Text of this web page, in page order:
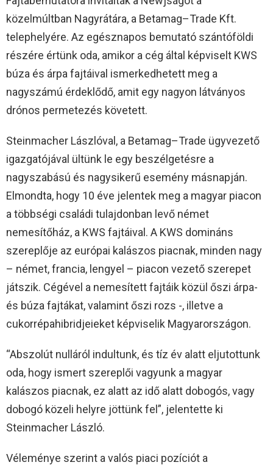
közelmúltban Nagyrátára, a Betamag–Trade Kft.
telephelyére. Az egésznapos bemutató szántóföldi
részére értünk oda, amikor a cég által képviselt KWS
búza és árpa fajtáival ismerkedhetett meg a
nagyszámú érdeklődő, amit egy nagyon látványos
drónos permetezés követett.
Steinmacher Lászlóval, a Betamag–Trade ügyvezető
igazgatójával ültünk le egy beszélgetésre a
nagyszabású és nagysikerű esemény másnapján.
Elmondta, hogy 10 éve jelentek meg a magyar piacon
a többségi családi tulajdonban levő német
nemesítőház, a KWS fajtáival. A KWS domináns
szereplője az európai kalászos piacnak, minden nagy
– német, francia, lengyel – piacon vezető szerepet
játszik. Cégével a nemesített fajtáik közül őszi árpa-
és búza fajtákat, valamint őszi rozs -, illetve a
cukorrépahibridjeieket képviselik Magyarországon.
“Abszolút nulláról indultunk, és tíz év alatt eljutottunk
oda, hogy ismert szereplői vagyunk a magyar
kalászos piacnak, ez alatt az idő alatt dobogós, vagy
dobogó közeli helyre jöttünk fel”, jelentette ki
Steinmacher László.
Véleménye szerint a valós piaci pozíciót a